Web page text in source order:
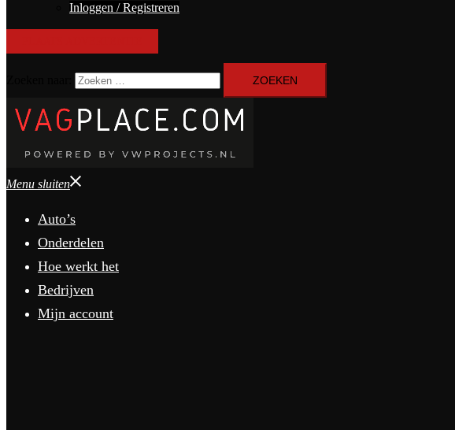
Inloggen / Registreren
Menu sluiten
Auto’s
Onderdelen
Hoe werkt het
Bedrijven
Mijn account